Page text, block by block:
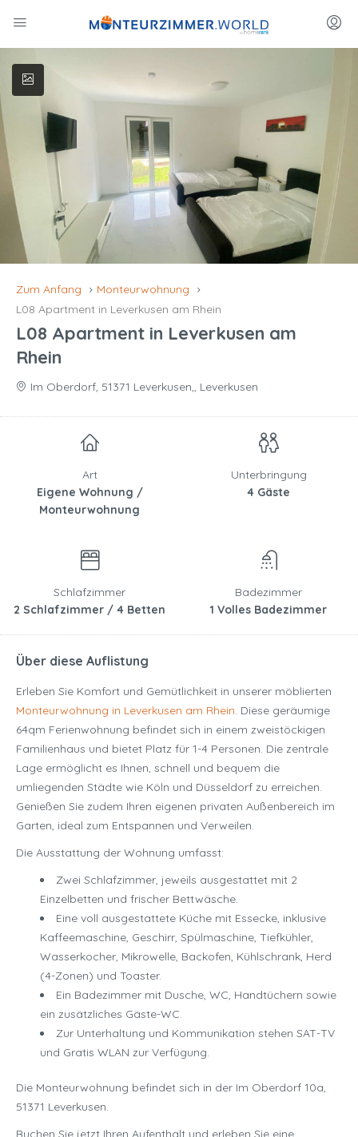
Zum Anfang
Monteurwohnung
L08 Apartment in Leverkusen am Rhein
L08 Apartment in Leverkusen am
Rhein
Im Oberdorf, 51371 Leverkusen,, Leverkusen
Art
Eigene Wohnung /
Monteurwohnung
Unterbringung
4 Gäste
Schlafzimmer
2 Schlafzimmer / 4 Betten
Badezimmer
1 Volles Badezimmer
Über diese Auflistung
Erleben Sie Komfort und Gemütlichkeit in unserer möblierten
Monteurwohnung in Leverkusen am Rhein. Diese geräumige
64qm Ferienwohnung befindet sich in einem zweistöckigen
Familienhaus und bietet Platz für 1-4 Personen. Die zentrale
Lage ermöglicht es Ihnen, schnell und bequem die
umliegenden Städte wie Köln und Düsseldorf zu erreichen.
Genießen Sie zudem Ihren eigenen privaten Außenbereich im
Garten, ideal zum Entspannen und Verweilen.
Die Ausstattung der Wohnung umfasst:
Zwei Schlafzimmer, jeweils ausgestattet mit 2
Einzelbetten und frischer Bettwäsche.
Eine voll ausgestattete Küche mit Essecke, inklusive
Kaffeemaschine, Geschirr, Spülmaschine, Tiefkühler,
Wasserkocher, Mikrowelle, Backofen, Kühlschrank, Herd
(4-Zonen) und Toaster.
Ein Badezimmer mit Dusche, WC, Handtüchern sowie
ein zusätzliches Gäste-WC.
Zur Unterhaltung und Kommunikation stehen SAT-TV
und Gratis WLAN zur Verfügung.
Die Monteurwohnung befindet sich in der Im Oberdorf 10a,
51371 Leverkusen.